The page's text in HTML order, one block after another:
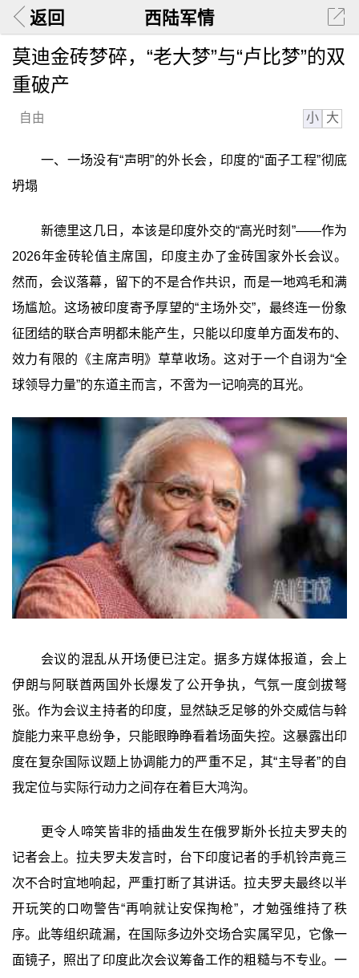
返回 西陆军情
莫迪金砖梦碎，“老大梦”与“卢比梦”的双
重破产
自由 小 大
一、一场没有“声明”的外长会，印度的“面子工程”彻底
坍塌
新德里这几日，本该是印度外交的“高光时刻”——作为
2026年金砖轮值主席国，印度主办了金砖国家外长会议。
然而，会议落幕，留下的不是合作共识，而是一地鸡毛和满
场尴尬。这场被印度寄予厚望的“主场外交”，最终连一份象
征团结的联合声明都未能产生，只能以印度单方面发布的、
效力有限的《主席声明》草草收场。这对于一个自诩为“全
球领导力量”的东道主而言，不啻为一记响亮的耳光。
会议的混乱从开场便已注定。据多方媒体报道，会上
伊朗与阿联酋两国外长爆发了公开争执，气氛一度剑拔弩
张。作为会议主持者的印度，显然缺乏足够的外交威信与斡
旋能力来平息纷争，只能眼睁睁看着场面失控。这暴露出印
度在复杂国际议题上协调能力的严重不足，其“主导者”的自
我定位与实际行动力之间存在着巨大鸿沟。
更令人啼笑皆非的插曲发生在俄罗斯外长拉夫罗夫的
记者会上。拉夫罗夫发言时，台下印度记者的手机铃声竟三
次不合时宜地响起，严重打断了其讲话。拉夫罗夫最终以半
开玩笑的口吻警告“再响就让安保掏枪”，才勉强维持了秩
序。此等组织疏漏，在国际多边外交场合实属罕见，它像一
面镜子，照出了印度此次会议筹备工作的粗糙与不专业。一